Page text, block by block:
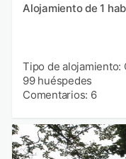
Alojamiento de 1
Tipo de alojamiento:
99 huéspedes
Comentarios: 6